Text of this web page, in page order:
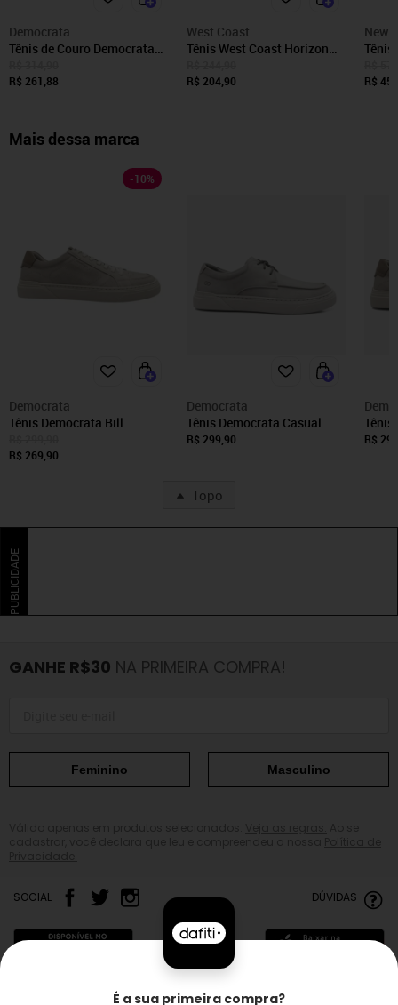
Democrata
Tênis de Couro Democrata
R$ 261,88
West Coast
Tênis West Coast Horizon
R$ 204,90
New
Tênis
R$
Mais dessa marca
-10%
Democrata
Tênis Democrata Bill
Democrata
R$ 269,90
Democrata
Tênis Democrata Casual
Cinza
R$ 299,90
Tênis
Cinza
R$
Topo
PUBLICIDADE
GANHE R$30 NA PRIMEIRA COMPRA!
Feminino Masculino
SOCIAL DÚVIDAS
É a sua primeira compra?